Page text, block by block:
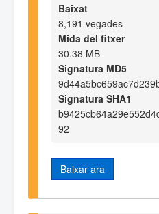
Baixat
8,191 vegades
Mida del fitxer
30.38 MB
Signatura MD5
Signatura SHA1
92
Baixar ara